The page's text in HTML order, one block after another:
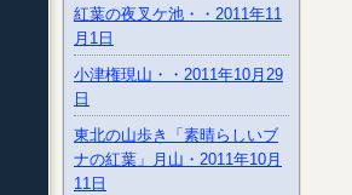
紅葉の夜叉ケ池・・2011年11
月1日
小津権現山・・2011年10月29
日
東北の山歩き「素晴らしいブ
ナの紅葉」月山・2011年10月
11日